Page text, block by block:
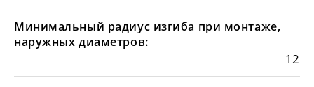
Минимальный радиус изгиба при монтаже,
наружных диаметров:
12